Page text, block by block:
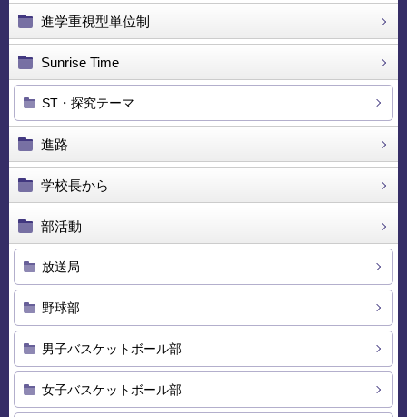
進学重視型単位制
Sunrise Time
ST・探究テーマ
進路
学校長から
部活動
放送局
野球部
男子バスケットボール部
女子バスケットボール部